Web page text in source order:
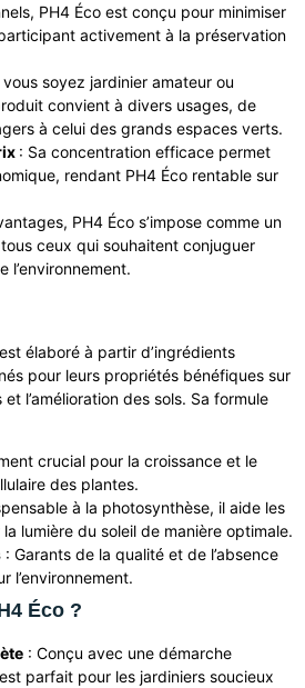
PH4 Éco est conçu pour minimiser
activement à la préservation
vous soyez jardinier amateur ou
convient à divers usages, de
à celui des grands espaces verts.
: Sa concentration efficace permet
rendant PH4 Éco rentable sur
PH4 Éco s’impose comme un
ceux qui souhaitent conjuguer
élaboré à partir d’ingrédients
pour leurs propriétés bénéfiques sur
l’amélioration des sols. Sa formule
crucial pour la croissance et le
des plantes.
à la photosynthèse, il aide les
lumière du soleil de manière optimale.
: Garants de la qualité et de l’absence
l’environnement.
Éco ?
: Conçu avec une démarche
parfait pour les jardiniers soucieux